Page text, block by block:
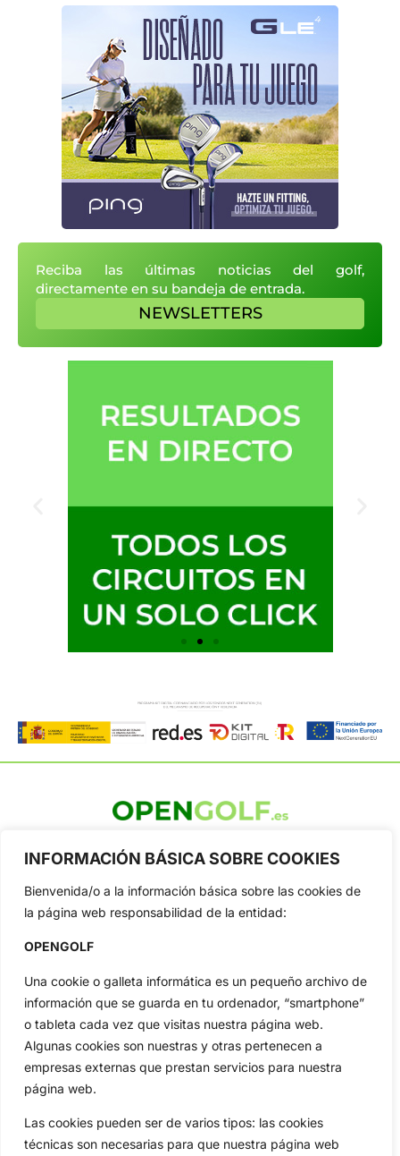
INFORMACIÓN BÁSICA SOBRE COOKIES
Bienvenida/o a la información básica sobre las cookies de
la página web responsabilidad de la entidad:
OPENGOLF
Una cookie o galleta informática es un pequeño archivo de
información que se guarda en tu ordenador, “smartphone”
o tableta cada vez que visitas nuestra página web.
Algunas cookies son nuestras y otras pertenecen a
empresas externas que prestan servicios para nuestra
página web.
Las cookies pueden ser de varios tipos: las cookies
técnicas son necesarias para que nuestra página web
Reciba las últimas noticias del golf,
directamente en su bandeja de entrada.
NEWSLETTERS
profesional y amateur, resultados en directo, vídeos, noticias,
Tour...
Categorias
Inicio
Amateurs
Circuitos
Especiales
Reglas
Vídeos
De Interés
Compañía
Aviso Legal
Política de Privacidad
Política de Cookies